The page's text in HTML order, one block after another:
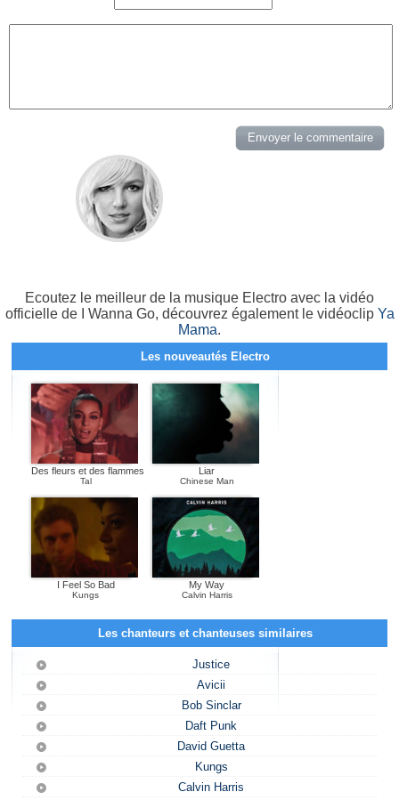
Ecoutez le meilleur de la musique Electro avec la vidéo
officielle de I Wanna Go, découvrez également le vidéoclip Ya
Mama.
Les nouveautés Electro
Des fleurs et des flammes
Tal
Liar
Chinese Man
I Feel So Bad
Kungs
My Way
Calvin Harris
Les chanteurs et chanteuses similaires
Justice
Avicii
Bob Sinclar
Daft Punk
David Guetta
Kungs
Calvin Harris